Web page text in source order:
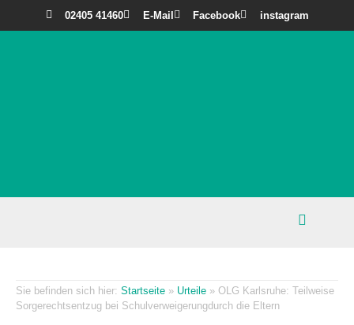
02405 41460 E-Mail Facebook instagram
Startseite » Urteile » OLG Karlsruhe: Teilweise
Sorgerechtsentzug bei Schulverweigerungdurch die Eltern